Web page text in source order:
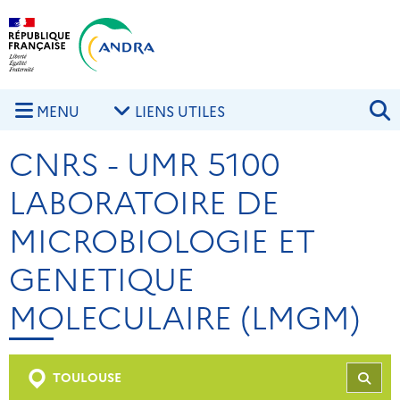
Aller au contenu principal
MENU LIENS UTILES
CNRS - UMR 5100
LABORATOIRE DE
MICROBIOLOGIE ET
GENETIQUE
MOLECULAIRE (LMGM)
TOULOUSE